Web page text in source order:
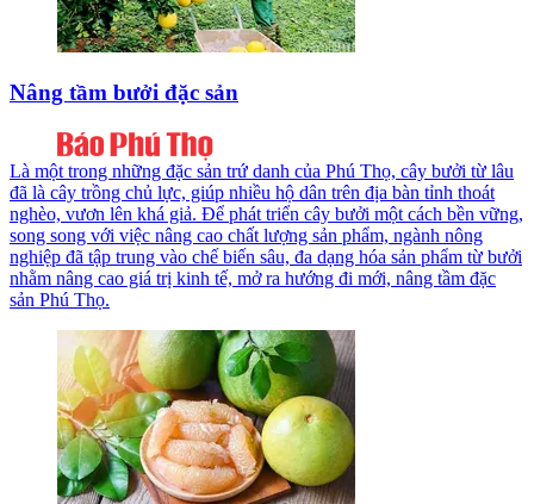
Nâng tầm bưởi đặc sản
Là một trong những đặc sản trứ danh của Phú Thọ, cây bưởi từ lâu
đã là cây trồng chủ lực, giúp nhiều hộ dân trên địa bàn tỉnh thoát
nghèo, vươn lên khá giả. Để phát triển cây bưởi một cách bền vững,
song song với việc nâng cao chất lượng sản phẩm, ngành nông
nghiệp đã tập trung vào chế biến sâu, đa dạng hóa sản phẩm từ bưởi
nhằm nâng cao giá trị kinh tế, mở ra hướng đi mới, nâng tầm đặc
sản Phú Thọ.